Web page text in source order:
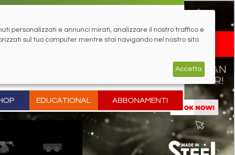
EDUCATIONAL ABBONAMENTI
personalizzati e annunci mirati, analizzare il nostro traffico e
sul tuo computer mentre stai navigando nel nostro sito
Accetta